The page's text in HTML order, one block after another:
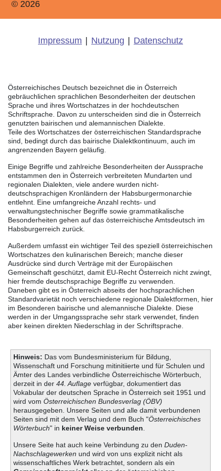
© 2026
Impressum Nutzung Datenschutz
Österreichisches Deutsch bezeichnet die in Österreich
gebräuchlichen sprachlichen Besonderheiten der deutschen
Sprache und ihres Wortschatzes in der hochdeutschen
Schriftsprache. Davon zu unterscheiden sind die in Österreich
genutzten bairischen und alemannischen Dialekte.
Teile des Wortschatzes der österreichischen Standardsprache
sind, bedingt durch das bairische Dialektkontinuum, auch im
angrenzenden Bayern geläufig.
Einige Begriffe und zahlreiche Besonderheiten der Aussprache
entstammen den in Österreich verbreiteten Mundarten und
regionalen Dialekten, viele andere wurden nicht-
deutschsprachigen Kronländern der Habsburgermonarchie
entlehnt. Eine umfangreiche Anzahl rechts- und
verwaltungstechnischer Begriffe sowie grammatikalische
Besonderheiten gehen auf das österreichische Amtsdeutsch im
Habsburgerreich zurück.
Außerdem umfasst ein wichtiger Teil des speziell österreichischen
Wortschatzes den kulinarischen Bereich; manche dieser
Ausdrücke sind durch Verträge mit der Europäischen
Gemeinschaft geschützt, damit EU-Recht Österreich nicht zwingt,
hier fremde deutschsprachige Begriffe zu verwenden.
Daneben gibt es in Österreich abseits der hochsprachlichen
Standardvarietät noch verschiedene regionale Dialektformen, hier
im Besonderen bairische und alemannische Dialekte. Diese
werden in der Umgangssprache sehr stark verwendet, finden
aber keinen direkten Niederschlag in der Schriftsprache.
Hinweis: Das vom Bundesministerium für Bildung,
Wissenschaft und Forschung mitinitiierte und für Schulen und
Ämter des Landes verbindliche Österreichische Wörterbuch,
derzeit in der 44. Auflageverfügbar, dokumentiert das
Vokabular der deutschen Sprache in Österreich seit 1951 und
wird vom Österreichischen Bundesverlag (ÖBV)
herausgegeben. Unsere Seiten und alle damit verbundenen
Seiten sind mit dem Verlag und dem Buch "Österreichisches
Wörterbuch" in keiner Weise verbunden
Unsere Seite hat auch keine Verbindung zu den Duden-
Nachschlagewerken und wird von uns explizit nicht als
wissenschaftliches Werk betrachtet, sondern als ein